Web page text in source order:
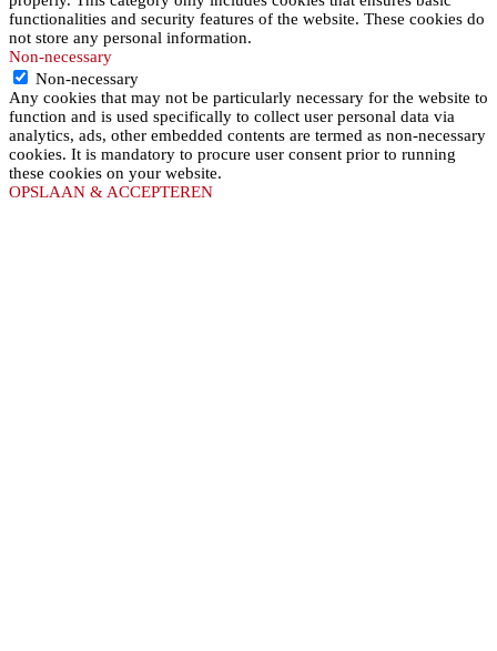
functionalities and security features of the website. These cookies do
not store any personal information.
Non-necessary
Non-necessary
Any cookies that may not be particularly necessary for the website to
function and is used specifically to collect user personal data via
analytics, ads, other embedded contents are termed as non-necessary
cookies. It is mandatory to procure user consent prior to running
these cookies on your website.
OPSLAAN & ACCEPTEREN